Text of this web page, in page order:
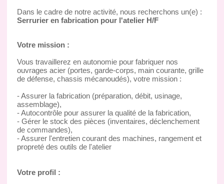
Dans le cadre de notre activité, nous recherchons un(e) :
Serrurier en fabrication pour l'atelier H/F
Votre mission :
Vous travaillerez en autonomie pour fabriquer nos
ouvrages acier (portes, garde-corps, main courante, grille
de défense, chassis mécanoudés), votre mission :
- Assurer la fabrication (préparation, débit, usinage,
assemblage),
- Autocontrôle pour assurer la qualité de la fabrication,
- Gérer le stock des pièces (inventaires, déclenchement
de commandes),
- Assurer l'entretien courant des machines, rangement et
propreté des outils de l'atelier
Votre profil :